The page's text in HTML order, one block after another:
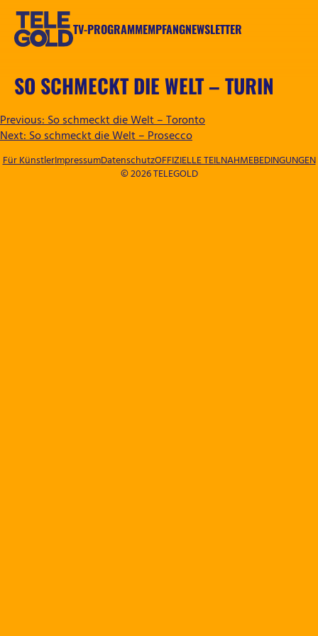
Zum
springen
TV-PROGRAMMEMPFANGNEWSLETTER
SO SCHMECKT DIE WELT – TURIN
BEITRAGSNAVIGATION
Previous:So schmeckt die Welt – Toronto
Next:So schmeckt die Welt – Prosecco
© 2026 TELEGOLD
Für KünstlerImpressumDatenschutzOFFIZIELLE TEILNAHMEBEDINGUNGEN